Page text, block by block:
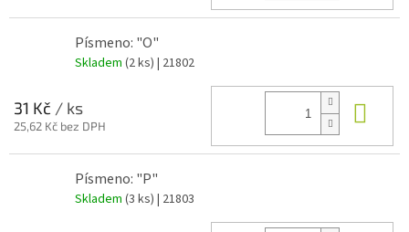
Písmeno: "O"
Skladem (2 ks) | 21802
31 Kč / ks
25,62 Kč bez DPH
Písmeno: "P"
Skladem (3 ks) | 21803